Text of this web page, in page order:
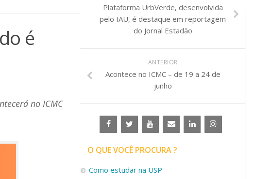
é
no ICMC
Plataforma UrbVerde, desenvolvida
pelo IAU, é destaque em reportagem
do Jornal Estadão
ANTERIOR
Acontece no ICMC – de 19 a 24 de
junho
O QUE VOCÊ PROCURA ?
Como estudar na USP